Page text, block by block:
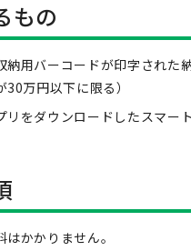
もの
納用バーコードが印字された
30万円以下に限る）
リをダウンロードしたスマー
かかりません。